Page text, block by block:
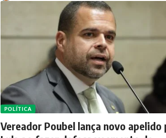
POLÍTICA
Vereador Poubel lança novo apelido